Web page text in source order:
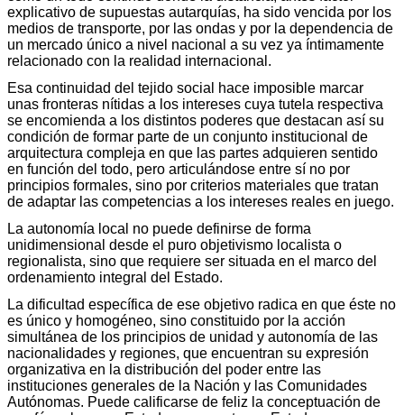
explicativo de supuestas autarquías, ha sido vencida por los
medios de transporte, por las ondas y por la dependencia de
un mercado único a nivel nacional a su vez ya íntimamente
relacionado con la realidad internacional.
Esa continuidad del tejido social hace imposible marcar
unas fronteras nítidas a los intereses cuya tutela respectiva
se encomienda a los distintos poderes que destacan así su
condición de formar parte de un conjunto institucional de
arquitectura compleja en que las partes adquieren sentido
en función del todo, pero articulándose entre sí no por
principios formales, sino por criterios materiales que tratan
de adaptar las competencias a los intereses reales en juego.
La autonomía local no puede definirse de forma
unidimensional desde el puro objetivismo localista o
regionalista, sino que requiere ser situada en el marco del
ordenamiento integral del Estado.
La dificultad específica de ese objetivo radica en que éste no
es único y homogéneo, sino constituido por la acción
simultánea de los principios de unidad y autonomía de las
nacionalidades y regiones, que encuentran su expresión
organizativa en la distribución del poder entre las
instituciones generales de la Nación y las Comunidades
Autónomas. Puede calificarse de feliz la conceptuación de